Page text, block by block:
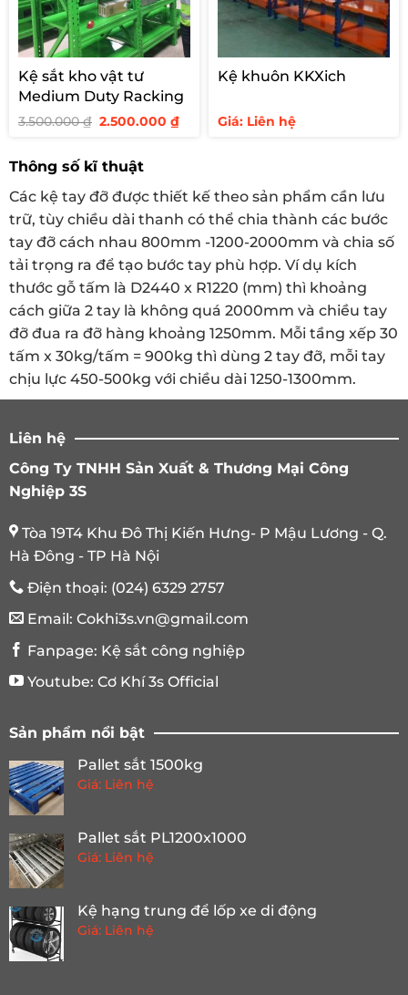
Kệ tay đỡ hàng ống thép
Kệ tay đỡ lắp ghép
Kệ tay đỡ ống nhựapvc
Kệ sắt kho vật tư
Medium Duty Racking
3.500.000₫ Giá
2.500.000₫Giá
Kệ khuôn KKXich
Giá: Liên hệ
Thông số kĩ thuật
Các kệ tay đỡ được thiết kế theo sản phẩm cần lưu
trữ, tùy chiều dài thanh có thể chia thành các bước
tay đỡ cách nhau 800mm -1200-2000mm và chia số
tải trọng ra để tạo bước tay phù hợp. Ví dụ kích
thước gỗ tấm là D2440 x R1220 (mm) thì khoảng
cách giữa 2 tay là không quá 2000mm và chiều tay
đỡ đua ra đỡ hàng khoảng 1250mm. Mỗi tầng xếp 30
tấm x 30kg/tấm = 900kg thì dùng 2 tay đỡ, mỗi tay
chịu lực 450-500kg với chiều dài 1250-1300mm.
Liên hệ
Công Ty TNHH Sản Xuất & Thương Mại Công
Nghiệp 3S
Tòa 19T4 Khu Đô Thị Kiến Hưng- P Mậu Lương - Q.
Hà Đông - TP Hà Nội
Điện thoại: (024) 6329 2757
Email: Cokhi3s.vn@gmail.com
Fanpage: Kệ sắt công nghiệp
Youtube: Cơ Khí 3s Official
Sản phẩm nổi bật
Pallet sắt 1500kg
Giá: Liên hệ
Pallet sắt PL1200x1000
Giá: Liên hệ
Kệ hạng trung để lốp xe di động
Giá: Liên hệ